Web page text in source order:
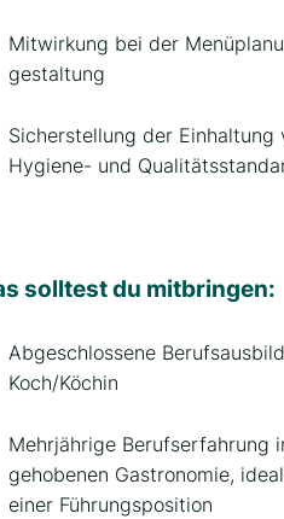
Mitwirkung bei der
gestaltung
Sicherstellung der Einhaltung
Hygiene- und
solltest du mitbringen:
Abgeschlossene
Koch/Köchin
Mehrjährige Berufserfahrung
gehobenen Gastronomie,
einer Führungsposition